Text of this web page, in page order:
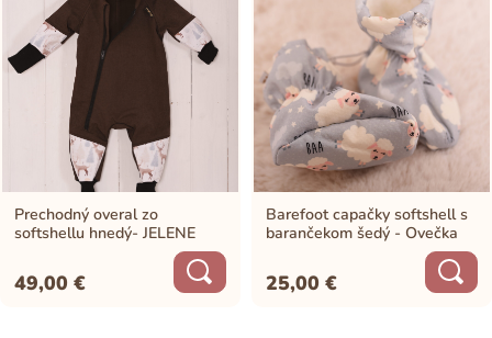
Prechodný overal zo
softshellu hnedý- JELENE
49,00€
Barefoot capačky softshell s
barančekom šedý - Ovečka
25,00€